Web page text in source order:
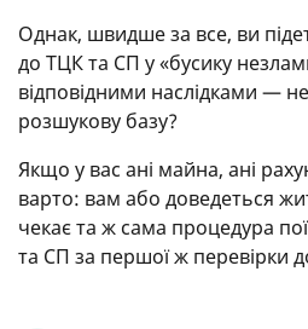
Однак, швидше за все, ви
до ТЦК та СП у «бусику
відповідними наслідками —
розшукову базу?
Якщо у вас ані майна, ані
варто: вам або доведеться
чекає та ж сама процедура
та СП за першої ж перевірки